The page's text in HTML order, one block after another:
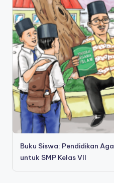
Buku Siswa: Pendidikan
untuk SMP Kelas VII